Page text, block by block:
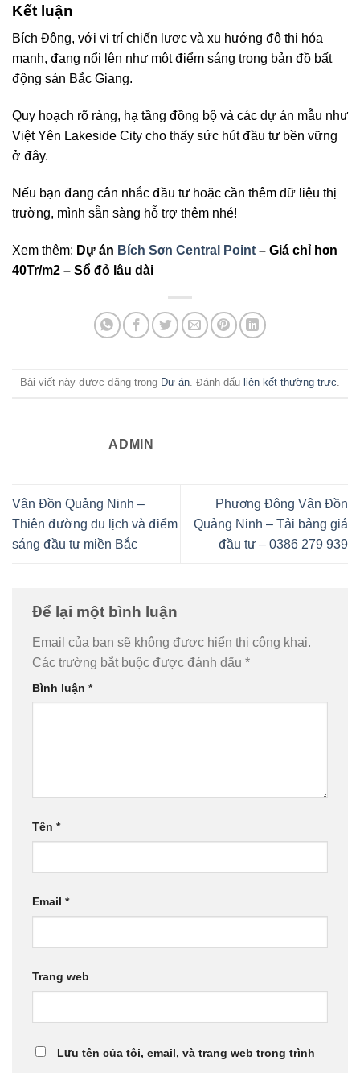
Kết luận
Bích Động, với vị trí chiến lược và xu hướng đô thị hóa
mạnh, đang nổi lên như một điểm sáng trong bản đồ bất
động sản Bắc Giang.
Quy hoạch rõ ràng, hạ tầng đồng bộ và các dự án mẫu như
Việt Yên Lakeside City cho thấy sức hút đầu tư bền vững
ở đây.
Nếu bạn đang cân nhắc đầu tư hoặc cần thêm dữ liệu thị
trường, mình sẵn sàng hỗ trợ thêm nhé!
Xem thêm: Dự án Bích Sơn Central Point – Giá chỉ hơn
40Tr/m2 – Sổ đỏ lâu dài
Bài viết này được đăng trong Dự án. Đánh dấu liên kết thường trực.
ADMIN
Vân Đồn Quảng Ninh –
Thiên đường du lịch và điểm
sáng đầu tư miền Bắc
Phương Đông Vân Đồn
Quảng Ninh – Tải bảng giá
đầu tư – 0386 279 939
Để lại một bình luận
Email của bạn sẽ không được hiển thị công khai.
Các trường bắt buộc được đánh dấu *
Bình luận *
Tên *
Email *
Trang web
Lưu tên của tôi, email, và trang web trong trình